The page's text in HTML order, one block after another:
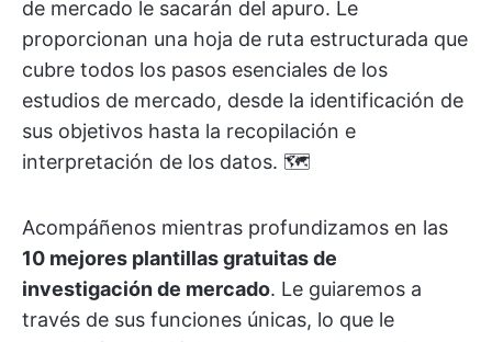
de mercado le sacarán del apuro. Le
proporcionan una hoja de ruta estructurada que
cubre todos los pasos esenciales de los
estudios de mercado, desde la identificación de
sus objetivos hasta la recopilación e
interpretación de los datos. 🗺️
Acompáñenos mientras profundizamos en las
10 mejores plantillas gratuitas de
investigación de mercado. Le guiaremos a
través de sus funciones únicas, lo que le